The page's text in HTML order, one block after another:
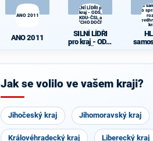
ANO 2011
ANO 2011
SILNÍ LÍDŘI pro
kraj - ODS,
KDU-ČSL a
VÝCHODOČEŠI
SILNÍ LÍDŘI
pro kraj - ODS,
ŠI
HLAS
pro
kého
Jak se volilo ve vašem kraji?
Jihočeský kraj Jihomoravský kraj
Královéhradecký kraj Liberecký kraj